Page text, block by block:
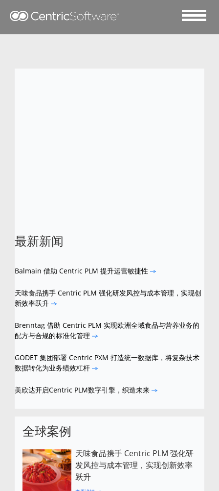
最新新闻
Balmain 借助 Centric PLM 提升运营敏捷性
天味食品携手 Centric PLM 强化研发风控与成本管理，实现创
新效率跃升
Brenntag 借助 Centric PLM 实现欧洲全域食品与营养业务的
配方与合规的标准化管理
GODET 集团部署 Centric PXM 打造统一数据库，将复杂技术
数据转化为业务绩效杠杆
美欣达开启Centric PLM数字引擎，织造未来
全球案例
天味食品携手 Centric PLM 强化研
发风控与成本管理，实现创新效率
跃升